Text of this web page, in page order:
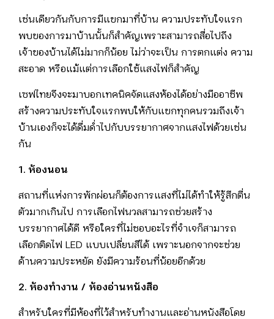
เช่นเดียวกันกับการมีแขกมาที่บ้าน ความประทับใจแรก
พบของการมาบ้านนั้นก็สำคัญเพราะสามารถสื่อไปถึง
เจ้าของบ้านได้ไม่มากก็น้อย ไม่ว่าจะเป็น การตกแต่ง ความ
สะอาด หรือแม้แต่การเลือกใช้แสงไฟก็สำคัญ
เซฟไทยจึงจะมาบอกเทคนิคจัดแสงห้องได้อย่างมืออาชีพ
สร้างความประทับใจแรกพบให้กับแขกทุกคนรวมถึงเจ้า
บ้านเองก็จะได้ดื่มด่ำไปกับบรรยากาศจากแสงไฟด้วยเช่น
กัน
1. ห้องนอน
สถานที่แห่งการพักผ่อนก็ต้องการแสงที่ไม่ได้ทำให้รู้สึกตื่น
ตัวมากเกินไป การเลือกไฟนวลสามารถช่วยสร้าง
บรรยากาศได้ดี หรือใครที่ไม่ชอบอะไรที่จำเจก็สามารถ
เลือกติดไฟ LED แบบเปลี่ยนสีได้ เพราะนอกจากจะช่วย
ด้านความประหยัด ยังมีความร้อนที่น้อยอีกด้วย
2. ห้องทำงาน / ห้องอ่านหนังสือ
สำหรับใครที่มีห้องที่ไว้สำหรับทำงานและอ่านหนังสือโดย